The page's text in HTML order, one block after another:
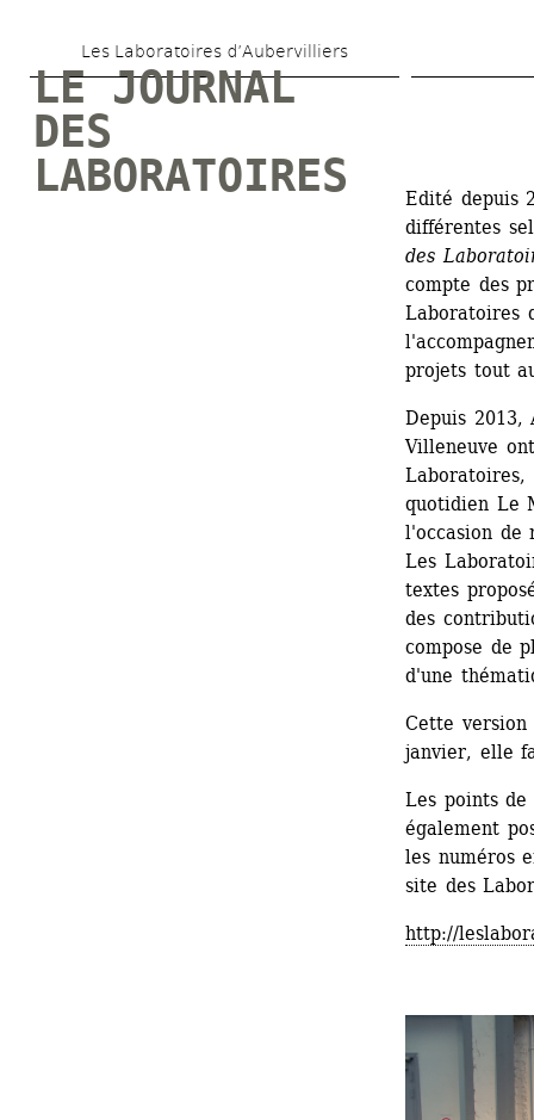
au
contenu
Les Laboratoires d’Aubervilliers
LE JOURNAL
DES
LABORATOIRES
Edité depuis
différentes
des
compte des
Laboratoires
projets tout
Depuis
Villeneuve
Laboratoires,
quotidien Le
l'occasion de
Les
textes
des
compose de
d'une
Cette
janvier, elle
Les points
également
les numéros
site des
http://